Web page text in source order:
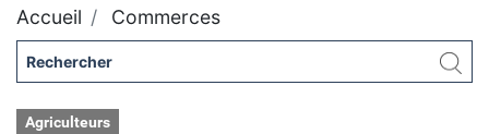
Accueil Commerces
Agriculteurs